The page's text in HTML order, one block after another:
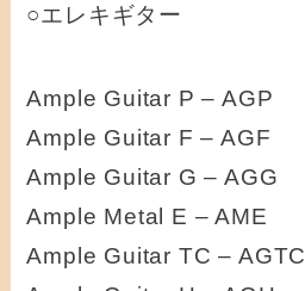
○エレキギター
Ample Guitar P – AGP
Ample Guitar F – AGF
Ample Guitar G – AGG
Ample Metal E – AME
Ample Guitar TC – AGTC